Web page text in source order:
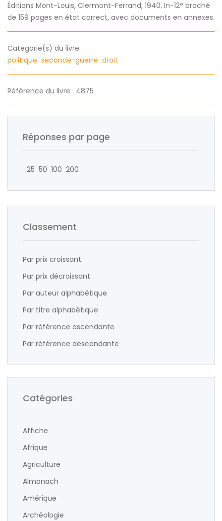
Éditions Mont-Louis, Clermont-Ferrand, 1940. In-12° broché
de 159 pages en état correct, avec documents en annexes.
Categorie(s) du livre :
politique seconde-guerre droit
Référence du livre : 4875
Réponses par page
25 50 100 200
Classement
Par prix croissant
Par prix décroissant
Par auteur alphabétique
Par titre alphabétique
Par référence ascendante
Par référence descendante
Catégories
Affiche
Afrique
Agriculture
Almanach
Amérique
Archéologie